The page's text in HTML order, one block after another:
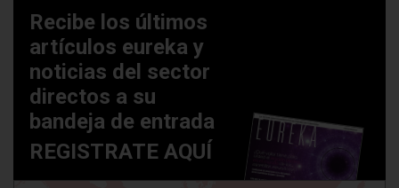
Recibe los últimos
artículos eureka y
noticias del sector
directos a su
bandeja de entrada
REGISTRATE AQUÍ